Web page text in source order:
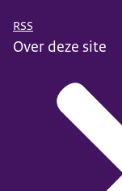
RSS
Over deze site